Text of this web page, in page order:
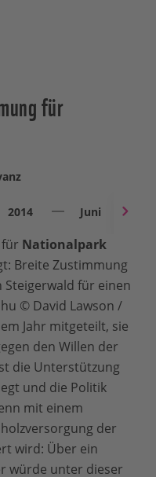
für
2014 Juni
Nationalpark
Breite Zustimmung
Steigerwald für einen
© David Lawson /
Jahr mitgeteilt, sie
den Willen der
die Unterstützung
und die Politik
mit einem
der
wird: Über ein
würde unter dieser